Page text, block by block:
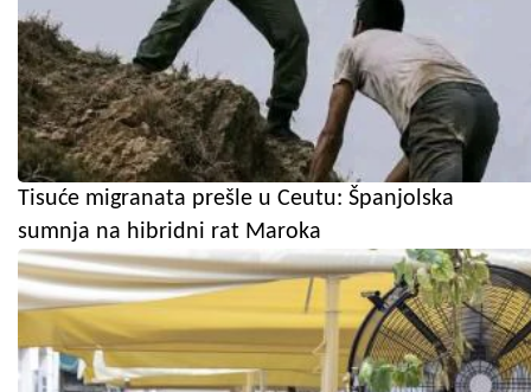
Tisuće migranata prešle u Ceutu: Španjolska
sumnja na hibridni rat Maroka